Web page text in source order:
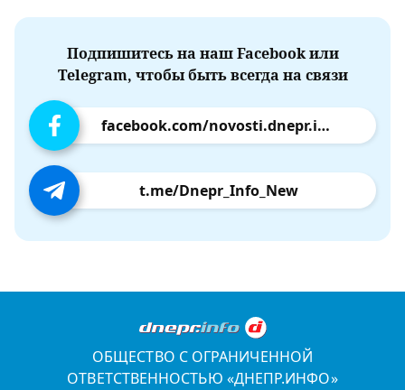
Подпишитесь на наш Facebook или
Telegram, чтобы быть всегда на связи
facebook.com/novosti.dnepr.info
t.me/Dnepr_Info_New
ОБЩЕСТВО С ОГРАНИЧЕННОЙ
ОТВЕТСТВЕННОСТЬЮ «ДНЕПР.ИНФО»